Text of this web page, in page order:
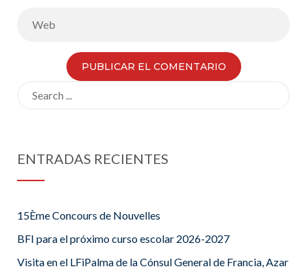
ENTRADAS RECIENTES
15Ème Concours de Nouvelles
BFI para el próximo curso escolar 2026-2027
Visita en el LFiPalma de la Cónsul General de Francia, Azar